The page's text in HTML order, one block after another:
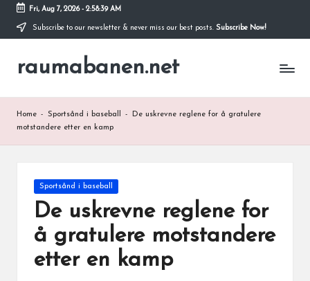
Skip
content
Fri, Aug 7, 2026- 2:58:40 AM
Subscribe to our newsletter & never miss our best posts. Subscribe Now!
raumabanen.net
Home - Sportsånd i baseball -
De uskrevne reglene for å gratulere
motstandere etter en kamp
Posted
in
Sportsånd i baseball
De uskrevne reglene for
å gratulere motstandere
etter en kamp